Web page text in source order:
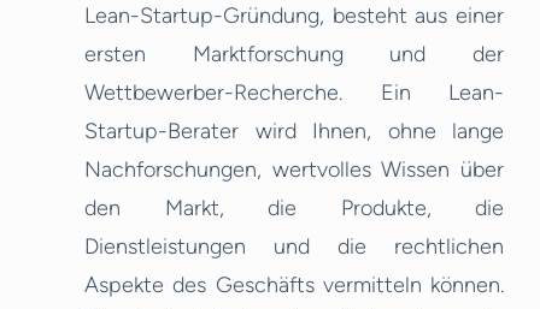
Lean-Startup-Gründung, besteht aus einer
ersten Marktforschung und der
Wettbewerber-Recherche. Ein Lean-
Startup-Berater wird Ihnen, ohne lange
Nachforschungen, wertvolles Wissen über
den Markt, die Produkte, die
Dienstleistungen und die rechtlichen
Aspekte des Geschäfts vermitteln können.